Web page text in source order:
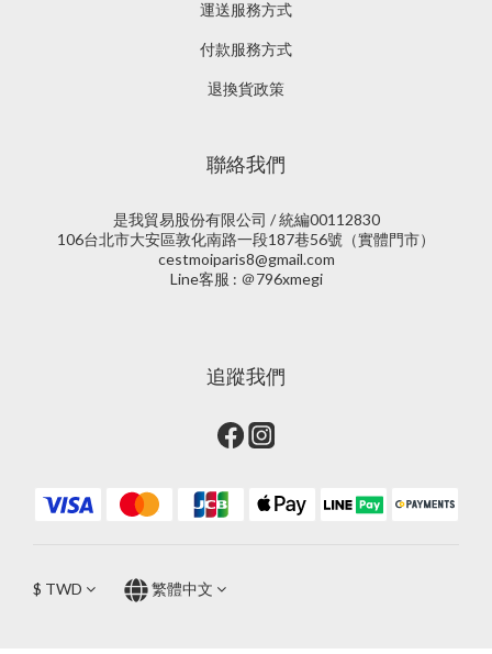
運送服務方式
付款服務方式
退換貨政策
聯絡我們
是我貿易股份有限公司 / 統編00112830
106台北市大安區敦化南路一段187巷56號（實體門市）
cestmoiparis8@gmail.com
Line客服 : ＠796xmegi
追蹤我們
$ TWD 繁體中文